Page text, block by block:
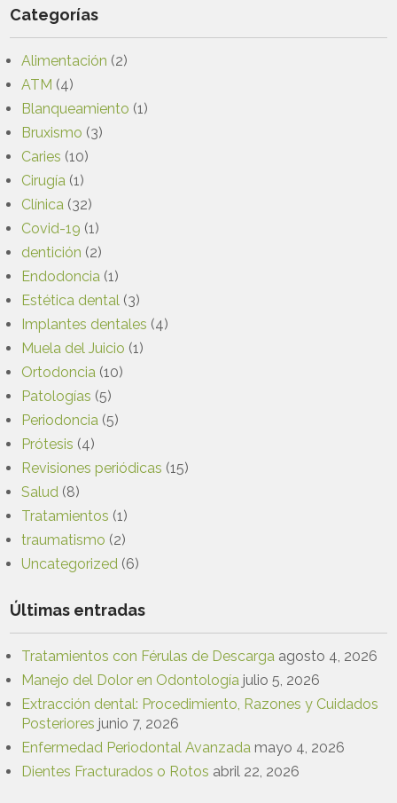
Categorías
Alimentación (2)
ATM (4)
Blanqueamiento (1)
Bruxismo (3)
Caries (10)
Cirugía (1)
Clínica (32)
Covid-19 (1)
dentición (2)
Endodoncia (1)
Estética dental (3)
Implantes dentales (4)
Muela del Juicio (1)
Ortodoncia (10)
Patologías (5)
Periodoncia (5)
Prótesis (4)
Revisiones periódicas (15)
Salud (8)
Tratamientos (1)
traumatismo (2)
Uncategorized (6)
Últimas entradas
Tratamientos con Férulas de Descarga agosto 4, 2026
Manejo del Dolor en Odontología julio 5, 2026
Extracción dental: Procedimiento, Razones y Cuidados
Posteriores junio 7, 2026
Enfermedad Periodontal Avanzada mayo 4, 2026
Dientes Fracturados o Rotos abril 22, 2026